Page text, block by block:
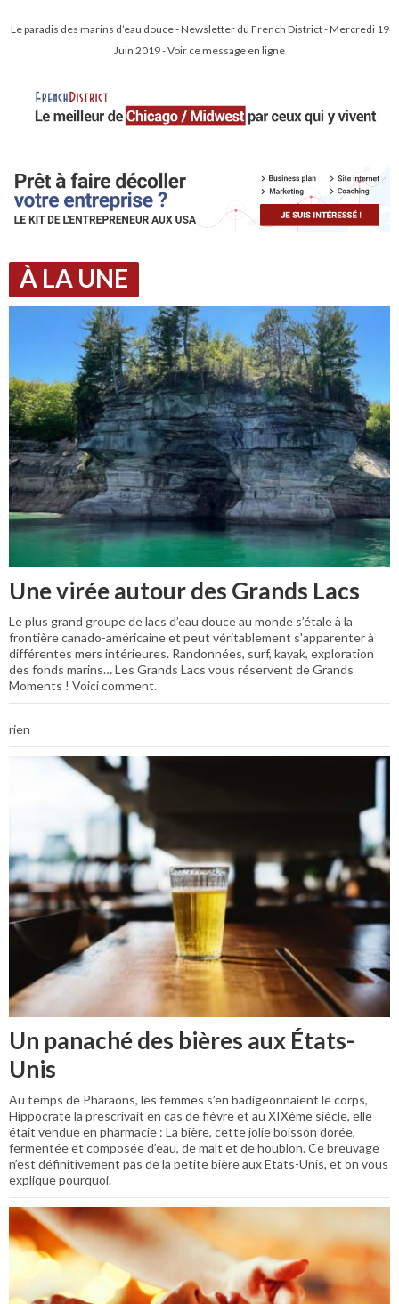
Le paradis des marins d’eau douce - Newsletter du French District - Mercredi 19
Juin 2019 - Voir ce message en ligne
À LA UNE
Une virée autour des Grands Lacs
Le plus grand groupe de lacs d’eau douce au monde s’étale à la
frontière canado-américaine et peut véritablement s'apparenter à
différentes mers intérieures. Randonnées, surf, kayak, exploration
des fonds marins… Les Grands Lacs vous réservent de Grands
Moments ! Voici comment.
rien
Un panaché des bières aux États-
Unis
Au temps de Pharaons, les femmes s’en badigeonnaient le corps,
Hippocrate la prescrivait en cas de fièvre et au XIXème siècle, elle
était vendue en pharmacie : La bière, cette jolie boisson dorée,
fermentée et composée d’eau, de malt et de houblon. Ce breuvage
n’est définitivement pas de la petite bière aux Etats-Unis, et on vous
explique pourquoi.